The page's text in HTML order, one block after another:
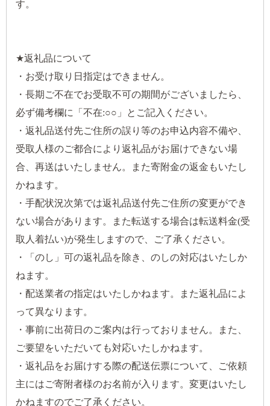
す。
★返礼品について
・お受け取り日指定はできません。
・長期ご不在でお受取不可の期間がございましたら、
必ず備考欄に「不在:○○」とご記入ください。
・返礼品送付先ご住所の誤り等のお申込内容不備や、
受取人様のご都合により返礼品がお届けできない場
合、再送はいたしません。また寄附金の返金もいたし
かねます。
・手配状況次第では返礼品送付先ご住所の変更ができ
ない場合があります。また転送する場合は転送料金(受
取人着払い)が発生しますので、ご了承ください。
・「のし」可の返礼品を除き、のしの対応はいたしか
ねます。
・配送業者の指定はいたしかねます。また返礼品によ
って異なります。
・事前に出荷日のご案内は行っておりません。また、
ご要望をいただいても対応いたしかねます。
・返礼品をお届けする際の配送伝票について、ご依頼
主にはご寄附者様のお名前が入ります。変更はいたし
かねますのでご了承ください。